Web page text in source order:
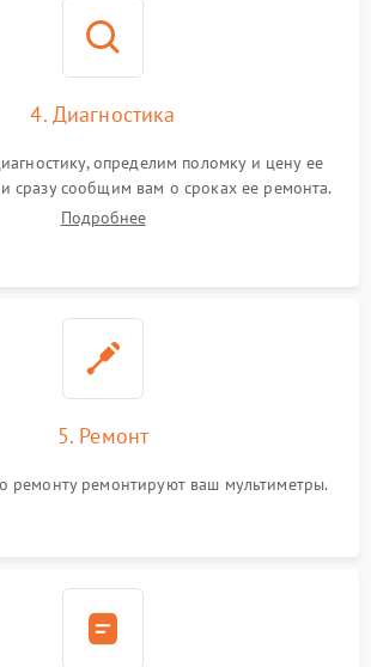
4. Диагностика
определим поломку и цену ее
сразу сообщим вам о сроках ее ремонта.
Подробнее
5. Ремонт
ремонту ремонтируют ваш мультиметры.